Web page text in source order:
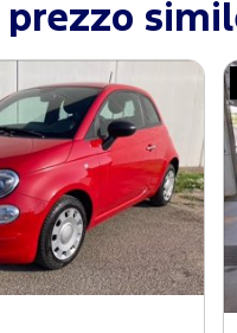
prezzo